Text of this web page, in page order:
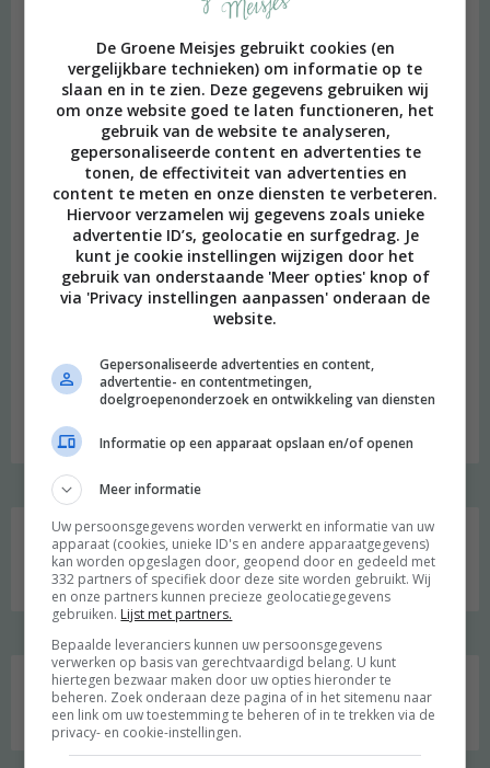
Hi, ik ben Merel! Ik neem je graag mee in mijn persoonlijke
onderzoek naar een duurzame en meer bewuste leefstijl.
Welkom op mijn blog!
Social media
Zoeken
naar:
De Groene Meisjes gebruikt cookies (en
vergelijkbare technieken) om informatie op te
slaan en in te zien. Deze gegevens gebruiken wij
om onze website goed te laten functioneren, het
gebruik van de website te analyseren,
gepersonaliseerde content en advertenties te
tonen, de effectiviteit van advertenties en
content te meten en onze diensten te verbeteren.
Hiervoor verzamelen wij gegevens zoals unieke
advertentie ID’s, geolocatie en surfgedrag. Je
kunt je cookie instellingen wijzigen door het
gebruik van onderstaande 'Meer opties' knop of
via 'Privacy instellingen aanpassen' onderaan de
website.
Gepersonaliseerde advertenties en content,
advertentie- en contentmetingen,
doelgroepenonderzoek en ontwikkeling van diensten
Informatie op een apparaat opslaan en/of openen
Meer informatie
Uw persoonsgegevens worden verwerkt en informatie van uw
apparaat (cookies, unieke ID's en andere apparaatgegevens)
kan worden opgeslagen door, geopend door en gedeeld met
332 partners of specifiek door deze site worden gebruikt. Wij
en onze partners kunnen precieze geolocatiegegevens
gebruiken. Lijst met partners.
Bepaalde leveranciers kunnen uw persoonsgegevens
verwerken op basis van gerechtvaardigd belang. U kunt
hiertegen bezwaar maken door uw opties hieronder te
beheren. Zoek onderaan deze pagina of in het sitemenu naar
een link om uw toestemming te beheren of in te trekken via de
privacy- en cookie-instellingen.